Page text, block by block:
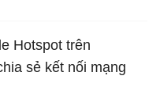
Hotspot trên
sẻ kết nối mạng